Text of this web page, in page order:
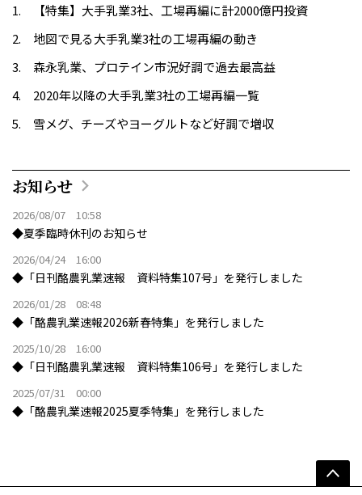
【特集】大手乳業3社、工場再編に計2000億円投資
地図で見る大手乳業3社の工場再編の動き
森永乳業、プロテイン市況好調で過去最高益
2020年以降の大手乳業3社の工場再編一覧
雪メグ、チーズやヨーグルトなど好調で増収
お知らせ
2026/08/07 10:58
◆夏季臨時休刊のお知らせ
2026/04/24 16:00
◆「日刊酪農乳業速報 資料特集107号」を発行しました
2026/01/28 08:48
◆「酪農乳業速報2026新春特集」を発行しました
2025/10/28 16:00
◆「日刊酪農乳業速報 資料特集106号」を発行しました
2025/07/31 00:00
◆「酪農乳業速報2025夏季特集」を発行しました